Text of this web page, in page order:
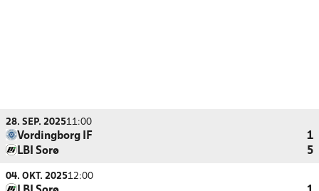
28. SEP. 202511:00
Vordingborg IF
1
LBI Sorø
5
04. OKT. 202512:00